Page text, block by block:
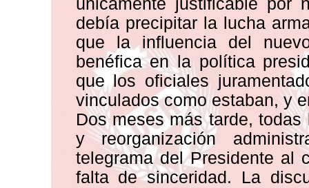
únicamente justificable por
debía precipitar la lucha
que la influencia del
benéfica en la política
que los oficiales
vinculados como estaban, y
Dos meses más tarde,
y reorganización
telegrama del Presidente al
falta de sinceridad. La